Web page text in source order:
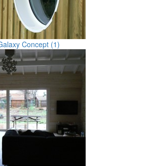
Concept (1)